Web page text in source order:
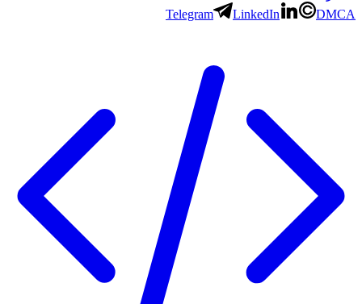
Telegram
LinkedIn DMCA